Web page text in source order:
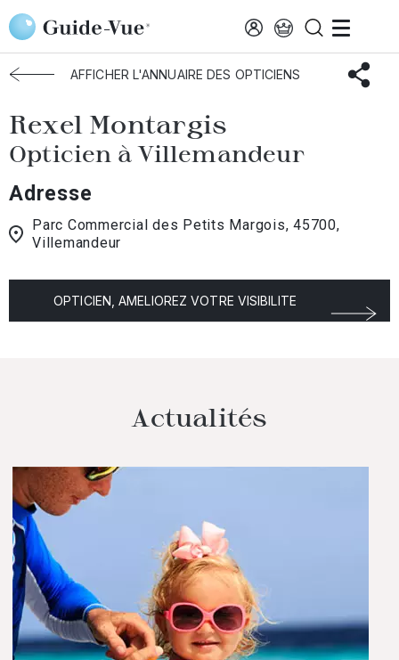
Aller au contenu principal
Accueil Choisir mon opticien Villemandeur Rexel Montargis
AFFICHER L'ANNUAIRE DES OPTICIENS
Rexel Montargis
Opticien à Villemandeur
Adresse
Parc Commercial des Petits Margois, 45700,
Villemandeur
OPTICIEN, AMELIOREZ VOTRE VISIBILITE
Actualités